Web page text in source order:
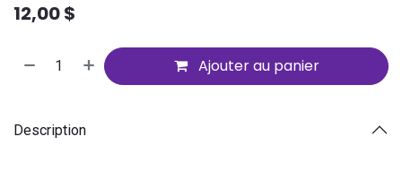
12,00$
Ajouter au panier
Description